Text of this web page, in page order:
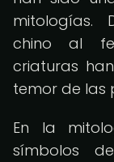
mitologías.
chino al
criaturas
temor de las
En la
símbolos